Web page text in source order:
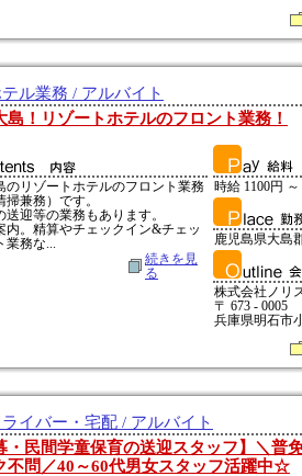
テル業務 / アルバイト
島！リゾートホテルのフロント業務！
のリゾートホテルのフロント業務
掃兼務）です。
送迎等の業務もあります。
内。精算やチェックイン&チェッ
業務な...
続きを見
る
時給 1100円 ～
鹿児島県大島
株式会社ノリ
〒 673 - 0005
兵庫県明石市
ライバー・宅配 / アルバイト
・民間学童保育の送迎スタッフ】＼普
不問／40～60代男女スタッフ活躍中☆